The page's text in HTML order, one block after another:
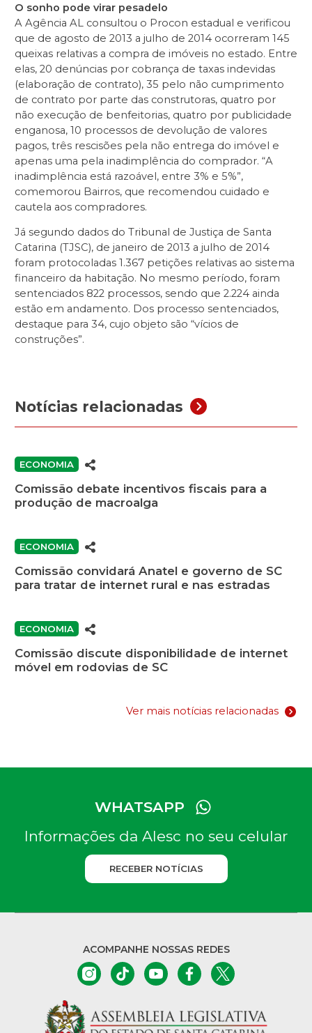
O sonho pode virar pesadelo
A Agência AL consultou o Procon estadual e verificou
que de agosto de 2013 a julho de 2014 ocorreram 145
queixas relativas a compra de imóveis no estado. Entre
elas, 20 denúncias por cobrança de taxas indevidas
(elaboração de contrato), 35 pelo não cumprimento
de contrato por parte das construtoras, quatro por
não execução de benfeitorias, quatro por publicidade
enganosa, 10 processos de devolução de valores
pagos, três rescisões pela não entrega do imóvel e
apenas uma pela inadimplência do comprador. “A
inadimplência está razoável, entre 3% e 5%”,
comemorou Bairros, que recomendou cuidado e
cautela aos compradores.
Já segundo dados do Tribunal de Justiça de Santa
Catarina (TJSC), de janeiro de 2013 a julho de 2014
foram protocoladas 1.367 petições relativas ao sistema
financeiro da habitação. No mesmo período, foram
sentenciados 822 processos, sendo que 2.224 ainda
estão em andamento. Dos processo sentenciados,
destaque para 34, cujo objeto são “vícios de
construções”.
Notícias relacionadas
ECONOMIA
Comissão debate incentivos fiscais para a
produção de macroalga
ECONOMIA
Comissão convidará Anatel e governo de SC
para tratar de internet rural e nas estradas
ECONOMIA
Comissão discute disponibilidade de internet
móvel em rodovias de SC
Ver mais notícias relacionadas
WHATSAPP
Informações da Alesc no seu celular
RECEBER NOTÍCIAS
ACOMPANHE NOSSAS REDES